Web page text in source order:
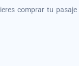
comprar tu